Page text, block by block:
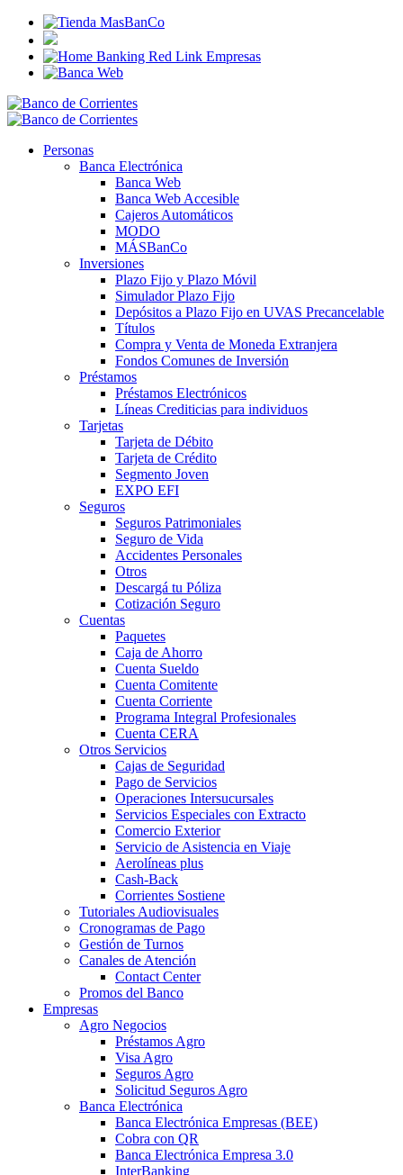
Personas
Banca Electrónica
Banca Web
Banca Web Accesible
Cajeros Automáticos
MODO
MÁSBanCo
Inversiones
Plazo Fijo y Plazo Móvil
Simulador Plazo Fijo
Depósitos a Plazo Fijo en UVAS Precancelable
Títulos
Compra y Venta de Moneda Extranjera
Fondos Comunes de Inversión
Préstamos
Préstamos Electrónicos
Líneas Crediticias para individuos
Tarjetas
Tarjeta de Débito
Tarjeta de Crédito
Segmento Joven
EXPO EFI
Seguros
Seguros Patrimoniales
Seguro de Vida
Accidentes Personales
Otros
Descargá tu Póliza
Cotización Seguro
Cuentas
Paquetes
Caja de Ahorro
Cuenta Sueldo
Cuenta Comitente
Cuenta Corriente
Programa Integral Profesionales
Cuenta CERA
Otros Servicios
Cajas de Seguridad
Pago de Servicios
Operaciones Intersucursales
Servicios Especiales con Extracto
Comercio Exterior
Servicio de Asistencia en Viaje
Aerolíneas plus
Cash-Back
Corrientes Sostiene
Tutoriales Audiovisuales
Cronogramas de Pago
Gestión de Turnos
Canales de Atención
Contact Center
Promos del Banco
Empresas
Agro Negocios
Préstamos Agro
Visa Agro
Seguros Agro
Solicitud Seguros Agro
Banca Electrónica
Banca Electrónica Empresas (BEE)
Cobra con QR
Banca Electrónica Empresa 3.0
InterBanking